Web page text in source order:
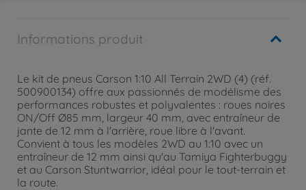
Informations produit
Le kit de pneus Carson 1:10 All Terrain 2WD (4) (réf.
500900134) offre aux passionnés de modélisme des
performances robustes et polyvalentes : roues noires
ON/Off Ø85 mm, largeur 40 mm, avec entraîneur de
jante de 12 mm à l'arrière, roue libre à l'avant.
Convient à tous les modèles 2WD au 1:10 avec un
entraîneur de 12 mm ainsi qu'au Tamiya Fighterbuggy
et au Carson Stuntwarrior, idéal pour le tout-terrain et
la route.